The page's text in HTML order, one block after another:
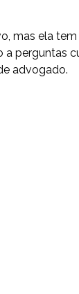
mas ela
perguntas
advogado.